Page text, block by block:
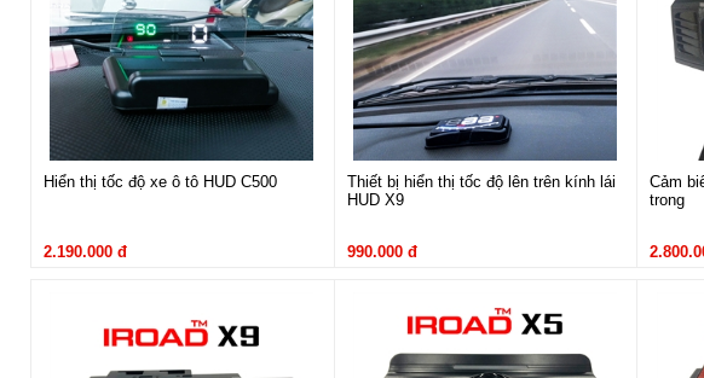
Hiển thị tốc độ xe ô tô HUD C500
2.190.000 đ
Thiết bị hiển thị tốc độ lên trên kính lái
HUD X9
990.000 đ
Cảm
trong